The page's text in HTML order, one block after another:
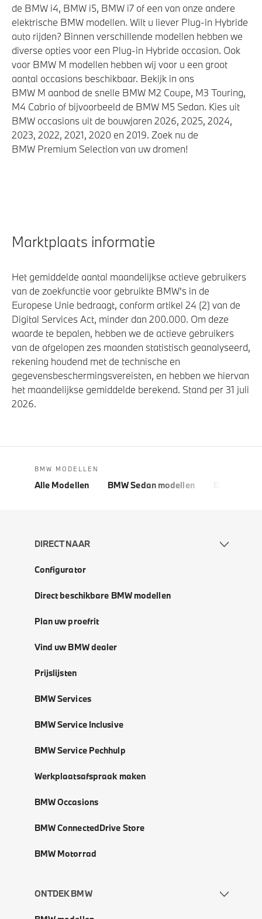
de BMW i4, BMW i5, BMW i7 of een van onze andere
elektrische BMW modellen. Wilt u liever Plug-in Hybride
auto rijden? Binnen verschillende modellen hebben we
diverse opties voor een Plug-in Hybride occasion. Ook
voor BMW M modellen hebben wij voor u een groot
aantal occasions beschikbaar. Bekijk in ons
BMW M aanbod de snelle BMW M2 Coupe, M3 Touring,
M4 Cabrio of bijvoorbeeld de BMW M5 Sedan. Kies uit
BMW occasions uit de bouwjaren 2026, 2025, 2024,
2023, 2022, 2021, 2020 en 2019. Zoek nu de
BMW Premium Selection van uw dromen!
Marktplaats informatie
Het gemiddelde aantal maandelijkse actieve gebruikers
van de zoekfunctie voor gebruikte BMW's in de
Europese Unie bedraagt, conform artikel 24 (2) van de
Digital Services Act, minder dan 200.000. Om deze
waarde te bepalen, hebben we de actieve gebruikers
van de afgelopen zes maanden statistisch geanalyseerd,
rekening houdend met de technische en
gegevensbeschermingsvereisten, en hebben we hiervan
het maandelijkse gemiddelde berekend. Stand per 31 juli
2026.
BMW MODELLEN
Alle Modellen BMW Sedan modellen
DIRECT NAAR
Configurator
Direct beschikbare BMW modellen
Plan uw proefrit
Vind uw BMW dealer
Prijslijsten
BMW Services
BMW Service Inclusive
BMW Service Pechhulp
Werkplaatsafspraak maken
BMW Occasions
BMW ConnectedDrive Store
BMW Motorrad
ONTDEK BMW